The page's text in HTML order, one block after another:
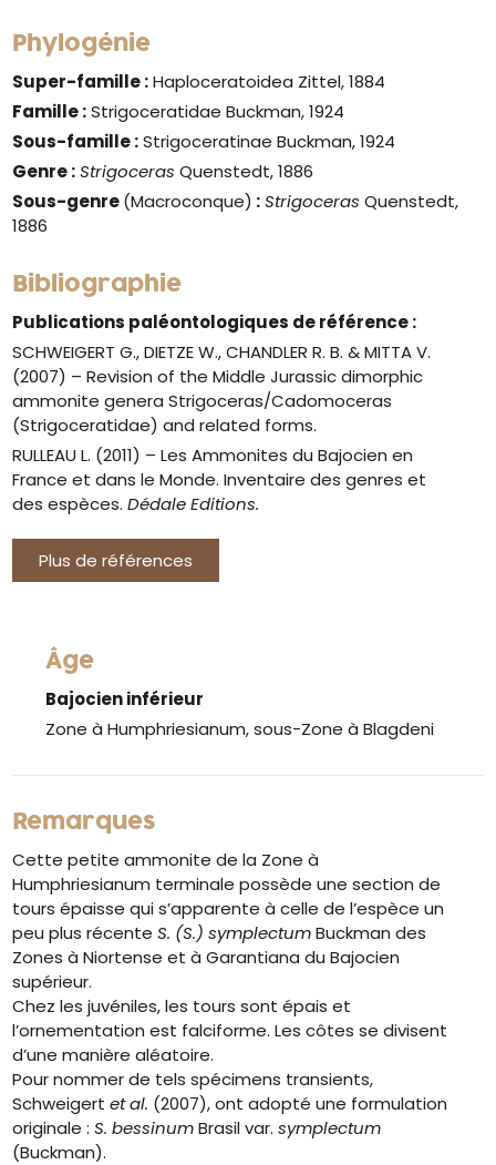
Phylogénie
Super-famille :Haploceratoidea Zittel, 1884
Famille :Strigoceratidae Buckman, 1924
Sous-famille :Strigoceratinae Buckman, 1924
Genre : Strigoceras Quenstedt, 1886
Sous-genre(Macroconque) : Strigoceras Quenstedt,
1886
Bibliographie
Publications paléontologiques de référence :
SCHWEIGERT G., DIETZE W., CHANDLER R. B. & MITTA V.
(2007) – Revision of the Middle Jurassic dimorphic
ammonite genera Strigoceras/Cadomoceras
(Strigoceratidae) and related forms.
RULLEAU L. (2011) – Les Ammonites du Bajocien en
France et dans le Monde. Inventaire des genres et
des espèces.Dédale Editions.
Plus de références
Âge
Bajocien inférieur
Zone à Humphriesianum, sous-Zone à Blagdeni
Remarques
Cette petite ammonite de la Zone à
Humphriesianum terminale possède une section de
tours épaisse qui s’apparente à celle de l’espèce un
peu plus récenteS. (S.) symplectumBuckman des
Zones à Niortense et à Garantiana du Bajocien
supérieur.
Chez les juvéniles, les tours sont épais et
l’ornementation est falciforme. Les côtes se divisent
d’une manière aléatoire.
Pour nommer de tels spécimens transients,
Schweigertet al. (2007), ont adopté une formulation
originale :S. bessinumBrasil var.symplectum
(Buckman).